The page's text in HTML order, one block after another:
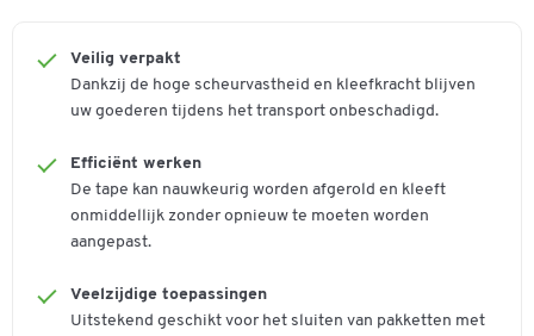
Veilig verpakt
Dankzij de hoge scheurvastheid en kleefkracht blijven
uw goederen tijdens het transport onbeschadigd.
Efficiënt werken
De tape kan nauwkeurig worden afgerold en kleeft
onmiddellijk zonder opnieuw te moeten worden
aangepast.
Veelzijdige toepassingen
Uitstekend geschikt voor het sluiten van pakketten met